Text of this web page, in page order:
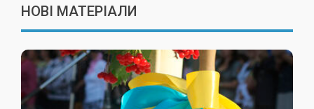
НОВІ МАТЕРІАЛИ